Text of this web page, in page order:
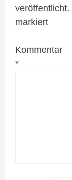
veröffentlicht.
markiert
Kommentar
*